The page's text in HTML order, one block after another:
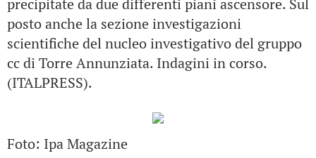
precipitate da due differenti piani ascensore. Sul
posto anche la sezione investigazioni
scientifiche del nucleo investigativo del gruppo
cc di Torre Annunziata. Indagini in corso.
(ITALPRESS).
Foto: Ipa Magazine